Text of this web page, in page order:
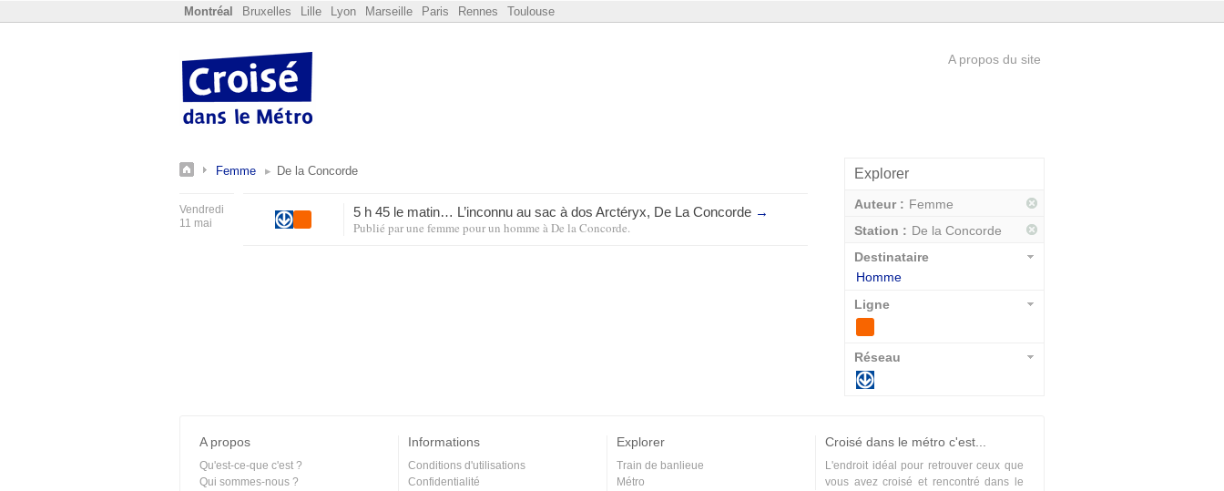
Montréal Bruxelles Lille Lyon Marseille Paris Rennes Toulouse
A propos du site
Femme De la Concorde
Vendredi
11 mai
5 h 45 le matin… L’inconnu au sac à dos Arctéryx, De La Concorde →
Publié parune femme pour un homme àDe la Concorde.
Explorer
Auteur : Femme
Station : De la Concorde
Destinataire
Homme
Ligne
Réseau
A propos
Qu'est-ce-que c'est ?
Qui sommes-nous ?
Informations
Conditions d'utilisations
Confidentialité
Explorer
Train de banlieue
Métro
Croisé dans le métro c'est...
L'endroit idéal pour retrouver ceux que
vous avez croisé et rencontré dans le